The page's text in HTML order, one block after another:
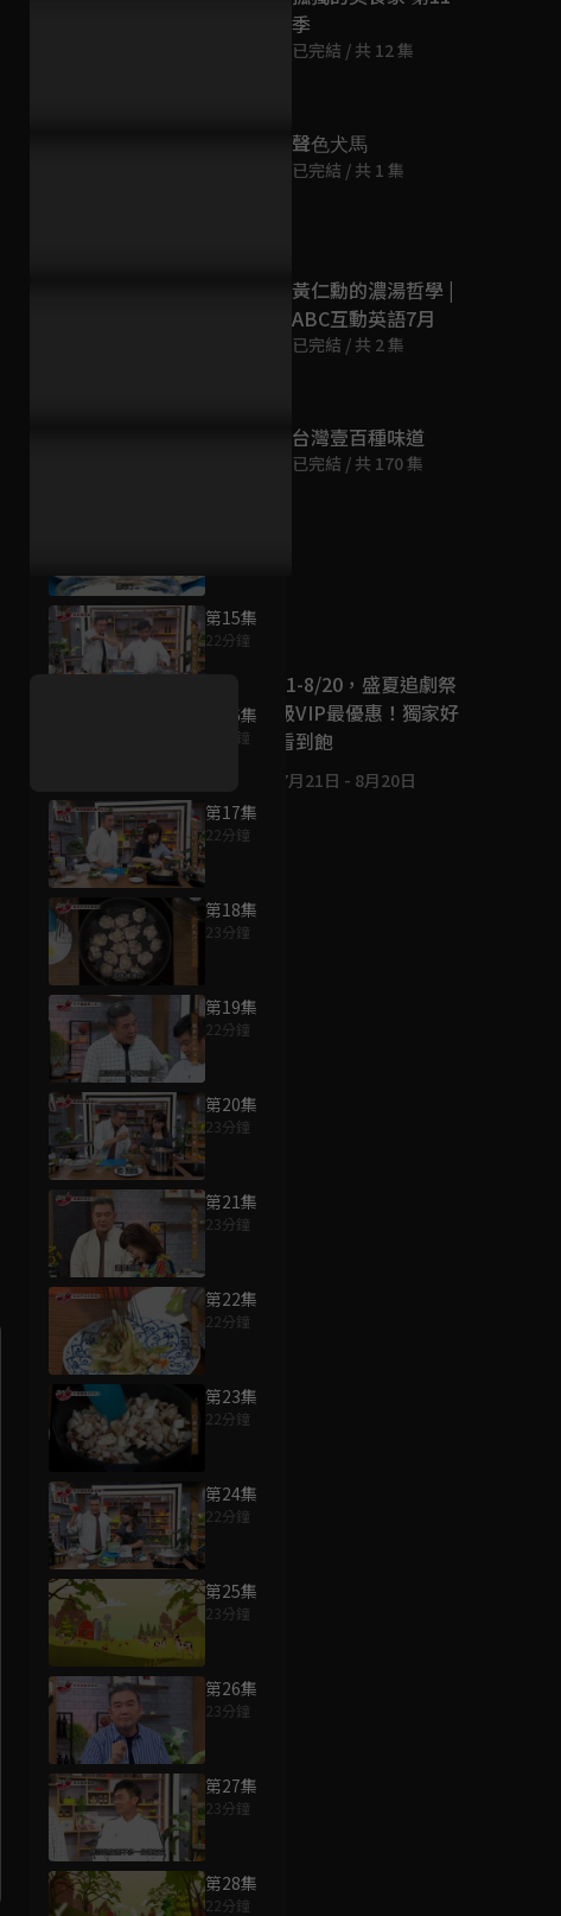
第15集
22分鐘
第16集
22分鐘
第17集
22分鐘
第18集
23分鐘
第19集
22分鐘
第20集
23分鐘
第21集
23分鐘
第22集
22分鐘
第23集
22分鐘
第24集
22分鐘
第25集
23分鐘
第26集
23分鐘
第27集
23分鐘
第28集
22分鐘
季
已完結 / 共 12 集
聲⾊⽝⾺
已完結 / 共 1 集
黃仁勳的濃湯哲學 |
ABC互動英語7月
已完結 / 共 2 集
台灣壹百種味道
已完結 / 共 170 集
好康資訊
7/21-8/20，盛夏追劇祭
升級VIP最優惠！獨家好
戲看到飽
7月21日 - 8月20日